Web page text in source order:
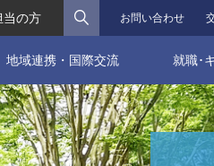
お問い合わせ
当の方 検
地域連携・国際交流 就職･